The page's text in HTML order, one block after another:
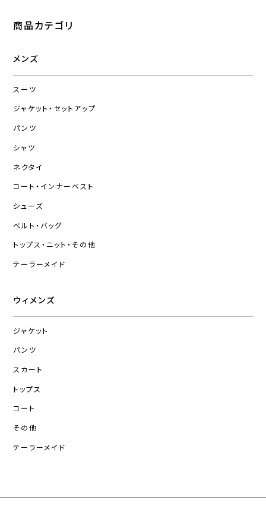
商品カテゴリ
メンズ
スーツ
ジャケット・セットアップ
パンツ
シャツ
ネクタイ
コート・インナーベスト
シューズ
ベルト・バッグ
トップス・ニット・その他
テーラーメイド
ウィメンズ
ジャケット
パンツ
スカート
トップス
コート
その他
テーラーメイド